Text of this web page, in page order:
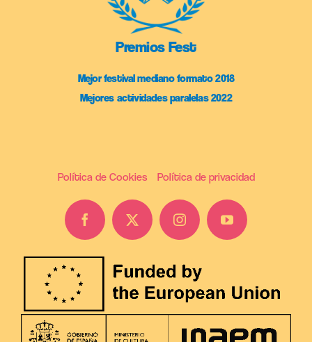
Premios Fest
Mejor festival mediano formato 2018
Mejores actividades paralelas 2022
Política de Cookies Política de privacidad